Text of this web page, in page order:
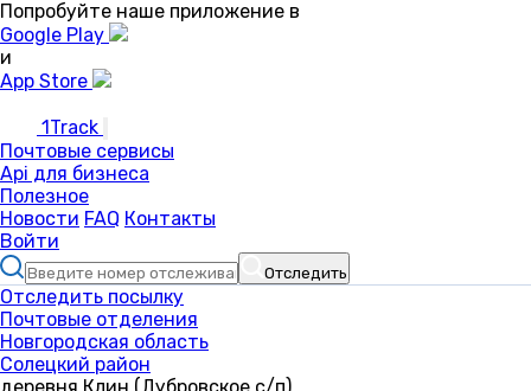
Попробуйте наше приложение в
Google Play
и
App Store
1Track
Почтовые сервисы
Api для бизнеса
Полезное
Новости FAQ Контакты
Войти
Отследить
Отследить посылку
Почтовые отделения
Новгородская область
Солецкий район